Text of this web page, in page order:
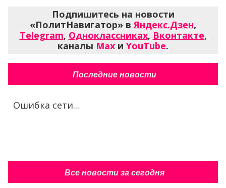
Подпишитесь на новости
«ПолитНавигатор» вЯндекс.Дзен,
Telegram, Одноклассниках, Вконтакте,
каналы Max и YouTube.
Последние новости
Ошибка сети...
Все новости за сегодня